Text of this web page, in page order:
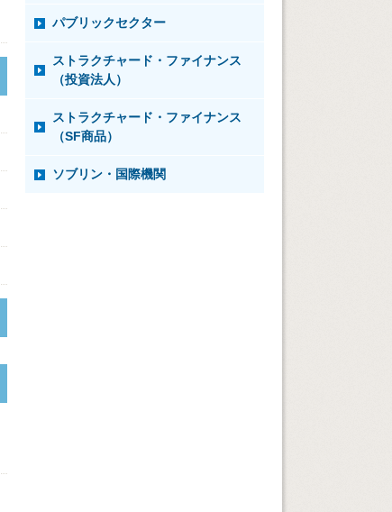
パブリックセクター
ストラクチャード・ファイナンス
（投資法人）
ストラクチャード・ファイナンス
（SF商品）
ソブリン・国際機関